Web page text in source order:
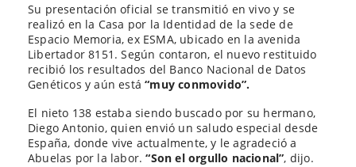
Su presentación oficial se transmitió en vivo y se
realizó en la Casa por la Identidad de la sede de
Espacio Memoria, ex ESMA, ubicado en la avenida
Libertador 8151. Según contaron, el nuevo restituido
recibió los resultados del Banco Nacional de Datos
Genéticos y aún está“muy conmovido”.
El nieto 138 estaba siendo buscado por su hermano,
Diego Antonio, quien envió un saludo especial desde
España, donde vive actualmente, y le agradeció a
Abuelas por la labor.“Son el orgullo nacional”, dijo.